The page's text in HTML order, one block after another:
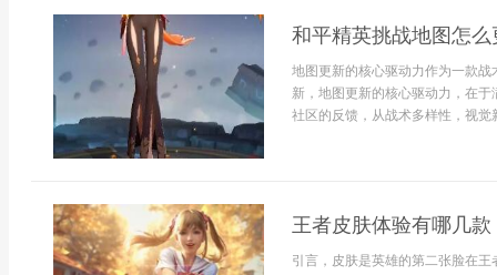
和平精英挑战地图怎
地图更新的核心驱动力作为一款
新，地图更新的核心驱动力，在
社区的反馈，从战术多样性，视觉
王者皮肤体验有哪几
引言，皮肤是英雄的第二张脸在